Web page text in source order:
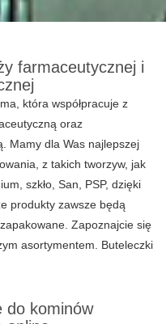
farmaceutycznej i
która współpracuje z
oraz
Mamy dla Was najlepszej
z takich tworzyw, jak
szkło, San, PSP, dzięki
produkty zawsze będą
Zapoznajcie się
asortymentem. Buteleczki
do kominów